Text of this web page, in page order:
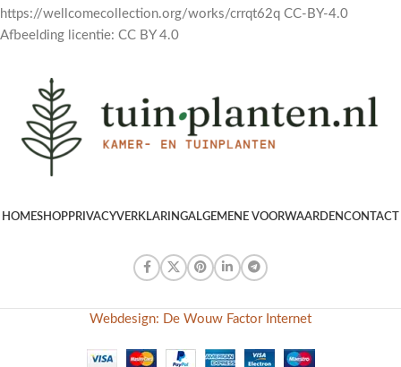
https://wellcomecollection.org/works/crrqt62q CC-BY-4.0
Afbeelding licentie: CC BY 4.0
HOMESHOPPRIVACYVERKLARINGALGEMENE VOORWAARDENCONTACT
Webdesign: De Wouw Factor Internet